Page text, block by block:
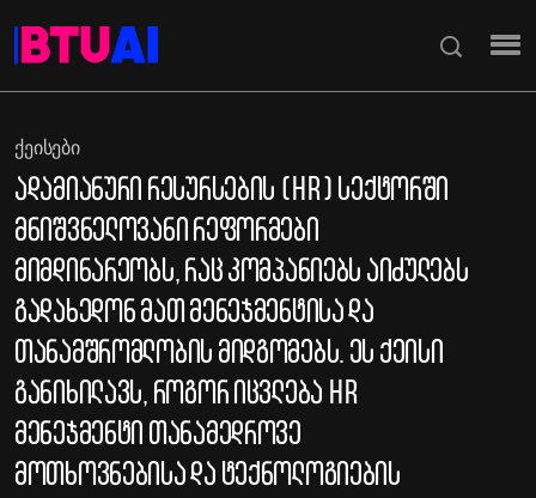
ᲥᲔᲘᲡᲔᲑᲘ
ადამიანური რესურსების (HR) სექტორში
მნიშვნელოვანი რეფორმები
მიმდინარეობს, რაც კომპანიებს აიძულებს
გადახედონ მათ მენეჯმენტისა და
თანამშრომლობის მიდგომებს. ეს ქეისი
განიხილავს, როგორ იცვლება HR
მენეჯმენტი თანამედროვე
მოთხოვნებისა და ტექნოლოგიების